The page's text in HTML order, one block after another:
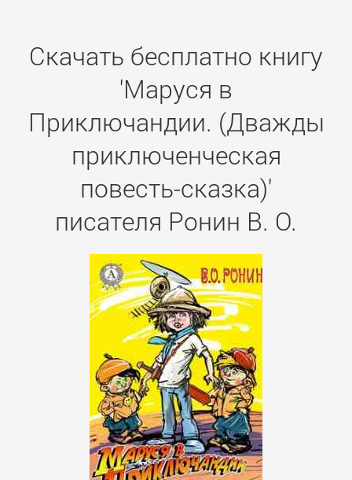
Скачать бесплатно книгу
'Маруся в
Приключандии. (Дважды
приключенческая
повесть-сказка)'
писателя Ронин В. О.